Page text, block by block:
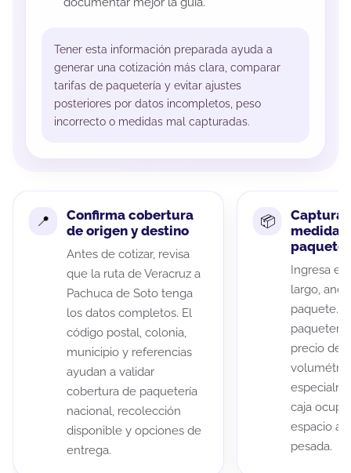
Tener esta información preparada ayuda a
generar una cotización más clara, comparar
tarifas de paquetería y evitar ajustes
posteriores por datos incompletos, peso
incorrecto o medidas mal capturadas.
Confirma cobertura
de origen y destino
Antes de cotizar, revisa
que la ruta de Veracruz a
Pachuca de Soto tenga
los datos completos. El
código postal, colonia,
municipio y referencias
ayudan a validar
cobertura de paquetería
nacional, recolección
disponible y opciones de
entrega.
Captura
medidas
paquete
Ingresa el
largo,
paquete.
precio de
caja
espacio
pesada.